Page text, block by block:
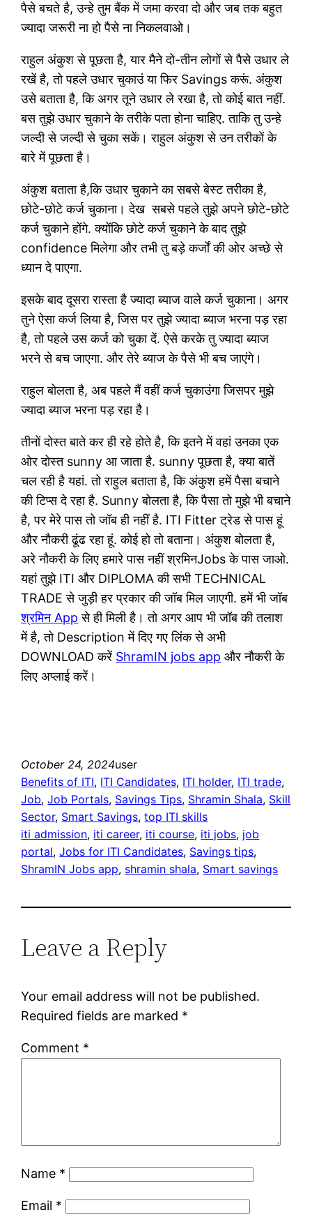
पैसे बचते है, उन्हे तुम बैंक में जमा करवा दो और जब तक बहुत
ज्यादा जरूरी ना हो पैसे ना निकलवाओ।
राहुल अंकुश से पूछता है, यार मैने दो-तीन लोगों से पैसे उधार ले
रखें है, तो पहले उधार चुकाउं या फिर Savings करूं. अंकुश
उसे बताता है, कि अगर तूने उधार ले रखा है, तो कोई बात नहीं.
बस तुझे उधार चुकाने के तरीके पता होना चाहिए. ताकि तु उन्हे
जल्दी से जल्दी से चुका सकें। राहुल अंकुश से उन तरीकों के
बारे में पूछता है।
अंकुश बताता है,कि उधार चुकाने का सबसे बेस्ट तरीका है,
छोटे-छोटे कर्ज चुकाना। देख सबसे पहले तुझे अपने छोटे-छोटे
कर्ज चुकाने होंगे. क्योंकि छोटे कर्ज चुकाने के बाद तुझे
confidence मिलेगा और तभी तु बड़े कर्जों की ओर अच्छे से
ध्यान दे पाएगा.
इसके बाद दूसरा रास्ता है ज्यादा ब्याज वाले कर्ज चुकाना। अगर
तुने ऐसा कर्ज लिया है, जिस पर तुझे ज्यादा ब्याज भरना पड़ रहा
है, तो पहले उस कर्ज को चुका दें. ऐसे करके तु ज्यादा ब्याज
भरने से बच जाएगा. और तेरे ब्याज के पैसे भी बच जाएंगे।
राहुल बोलता है, अब पहले मैं वहीं कर्ज चुकाउंगा जिसपर मुझे
ज्यादा ब्याज भरना पड़ रहा है।
तीनों दोस्त बाते कर ही रहे होते है, कि इतने में वहां उनका एक
ओर दोस्त sunny आ जाता है. sunny पूछता है, क्या बातें
चल रही है यहां. तो राहुल बताता है, कि अंकुश हमें पैसा बचाने
की टिप्स दे रहा है. Sunny बोलता है, कि पैसा तो मुझे भी बचाने
है, पर मेरे पास तो जॉब ही नहीं है. ITI Fitter ट्रेड से पास हूं
और नौकरी ढूंढ रहा हूं. कोई हो तो बताना। अंकुश बोलता है,
अरे नौकरी के लिए हमारे पास नहीं श्रमिनJobs के पास जाओ.
यहां तुझे ITI और DIPLOMA की सभी TECHNICAL
TRADE से जुड़ी हर प्रकार की जॉब मिल जाएगी. हमें भी जॉब
श्रमिन App से ही मिली है। तो अगर आप भी जॉब की तलाश
में है, तो Description में दिए गए लिंक से अभी
DOWNLOAD करें ShramIN jobs app और नौकरी के
लिए अप्लाई करें।
October 24, 2024user
Benefits of ITI, ITI Candidates, ITI holder, ITI trade
Job, Job Portals, Savings Tips, Shramin Shala, Skill
Sector, Smart Savings, top ITI skills
iti admission, iti career, iti course, iti jobs, job
portal, Jobs for ITI Candidates, Savings tips
ShramIN Jobs app, shramin shala, Smart savings
Leave a Reply
Your email address will not be published.
Required fields are marked *
Comment *
Name *
Email *